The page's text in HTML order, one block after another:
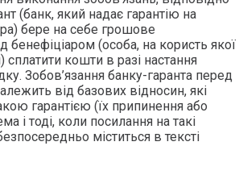
(банк, який надає гарантію на
бере на себе грошове
бенефіціаром (особа, на користь якої
сплатити кошти в разі настання
Зобов’язання банку-гаранта перед
від базових відносин, які
гарантією (їх припинення або
і тоді, коли посилання на такі
міститься в тексті